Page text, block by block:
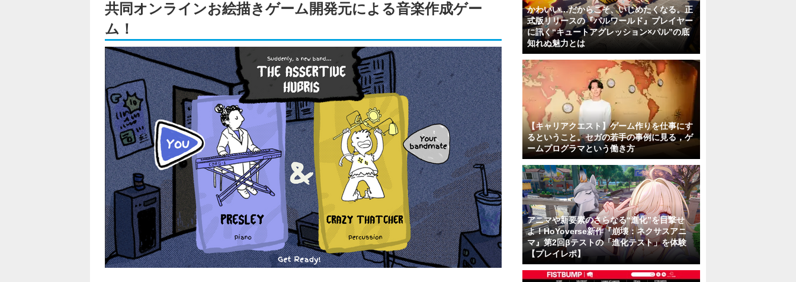
共同オンラインお絵描きゲーム開発元による音楽作成ゲー
ム！
かわいい…だからこそ、いじめたくなる。正
式版リリースの『パルワールド』プレイヤー
に訊く“キュートアグレッション×パル”の底
知れぬ魅力とは
【キャリアクエスト】ゲーム作りを仕事にす
るということ。セガの若手の事例に見る，ゲ
ームプログラマという働き方
アニマや新要素のさらなる“進化”を目撃せ
よ！HoYoverse新作『崩壊：ネクサスアニ
マ』第2回βテストの「進化テスト」を体験
【プレイレポ】